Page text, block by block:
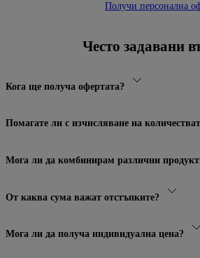
Получи персонална
Често задавани
Кога ще получа офертата?
Помагате ли с изчисляване на
Мога ли да комбинирам различни
От каква сума важат отстъпките?
Мога ли да получа индивидуална цена?